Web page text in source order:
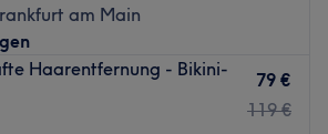
am Main
Haarentfernung - Bikini-
79 €
119 €